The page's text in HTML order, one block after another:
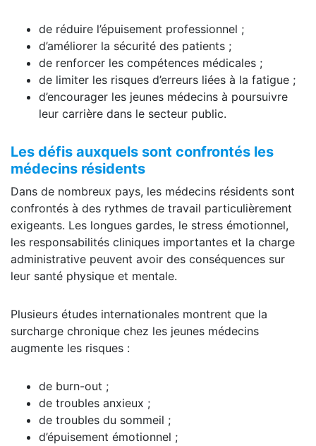
de réduire l’épuisement professionnel ;
d’améliorer la sécurité des patients ;
de renforcer les compétences médicales ;
de limiter les risques d’erreurs liées à la fatigue ;
d’encourager les jeunes médecins à poursuivre
leur carrière dans le secteur public.
Les défis auxquels sont confrontés les
médecins résidents
Dans de nombreux pays, les médecins résidents sont
confrontés à des rythmes de travail particulièrement
exigeants. Les longues gardes, le stress émotionnel,
les responsabilités cliniques importantes et la charge
administrative peuvent avoir des conséquences sur
leur santé physique et mentale.
Plusieurs études internationales montrent que la
surcharge chronique chez les jeunes médecins
augmente les risques :
de burn-out ;
de troubles anxieux ;
de troubles du sommeil ;
d’épuisement émotionnel ;